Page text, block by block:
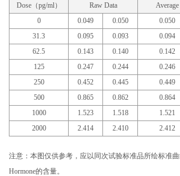
Dose（pg/ml） Raw Data Average
0
0.049 0.050
0.050
31.3
0.095 0.093 0.094
62.5
0.143 0.140 0.142
125
0.247 0.244 0.246
250
0.452 0.445 0.449
500
0.865 0.862 0.864
1000
1.523 1.518 1.521
2000
2.414 2.410 2.412
注意：本图仅供参考，应以同次试验标准品所绘标准
Hormone的含量。